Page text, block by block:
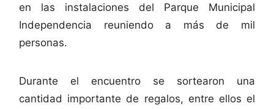
en las instalaciones del Parque Municipal
Independencia reuniendo a más de mil
personas.
Durante el encuentro se sortearon una
cantidad importante de regalos, entre ellos el